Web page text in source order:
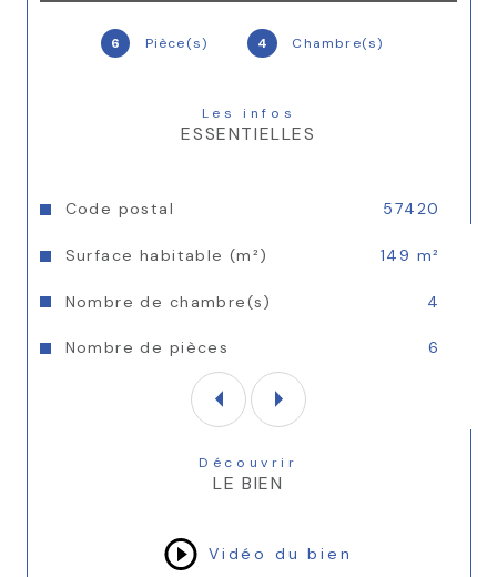
6 Pièce(s) 4 Chambre(s)
Les infos
ESSENTIELLES
Caractéristiques Valeurs
Code postal 57420
Surface habitable (m²) 149 m²
Nombre de chambre(s) 4
Nombre de pièces 6
coffrant aéré. Terrasse portée sur
terreplein de 37m². Dommage ouvrage.
Découvrir
LE BIEN
Vidéo du bien